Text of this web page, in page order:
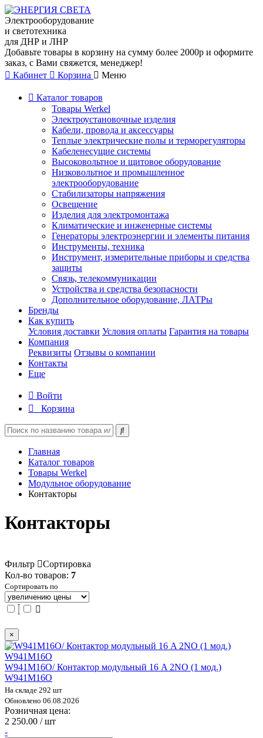
Электрооборудование
и светотехника
для ДНР и ЛНР
Добавьте товары в корзину на сумму более 2000р и оформите
заказ, с Вами свяжется, менеджер!
Кабинет
Корзина Меню
Каталог товаров
Товары Werkel
Электроустановочные изделия
Кабели, провода и аксессуары
Теплые электрические полы и терморегуляторы
Кабеленесущие системы
Высоковольтное и щитовое оборудование
Низковольтное и промышленное
электрооборудование
Стабилизаторы напряжения
Освещение
Изделия для электромонтажа
Климатические и инженерные системы
Генераторы электроэнергии и элементы питания
Инструменты, техника
Инструмент, измерительные приборы и средства
защиты
Связь, телекоммуникации
Устройства и средства безопасности
Дополнительное оборудование, ЛАТРы
Бренды
Как купить
Условия доставки Условия оплаты Гарантия на товары
Компания
Реквизиты Отзывы о компании
Контакты
Еще
Войти
Корзина
Главная
Каталог товаров
Товары Werkel
Модульное оборудование
Контакторы
Контакторы
Фильтр
Сортировка
Кол-во товаров: 7
Сортировать по
×
W941M16O/ Контактор модульный 16 A 2NO (1 мод.)
W941M16O
На складе 292 шт
Обновлено 06.08.2026
Розничная цена:
2 250.00 / шт
-